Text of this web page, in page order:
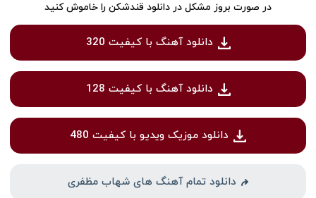
در صورت بروز مشکل در دانلود قندشکن را خاموش کنید
دانلود آهنگ با کیفیت 320
دانلود آهنگ با کیفیت 128
دانلود موزیک ویدیو با کیفیت 480
دانلود تمام آهنگ های شهاب مظفری